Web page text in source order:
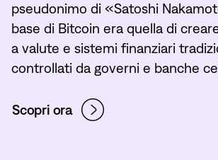
pseudonimo di «Satoshi
base di Bitcoin era quella di
a valute e sistemi finanziari
controllati da governi e banche
Scopri ora